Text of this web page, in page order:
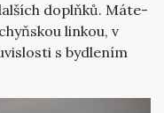
doplňků. Máte-
linkou, v
s bydlením